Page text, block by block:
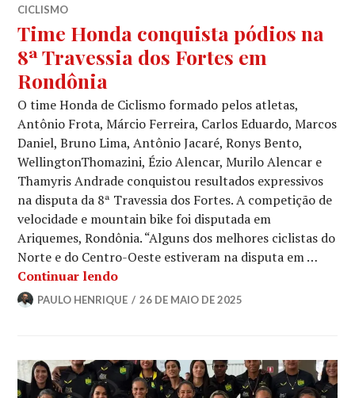
CICLISMO
Time Honda conquista pódios na
8ª Travessia dos Fortes em
Rondônia
O time Honda de Ciclismo formado pelos atletas,
Antônio Frota, Márcio Ferreira, Carlos Eduardo, Marcos
Daniel, Bruno Lima, Antônio Jacaré, Ronys Bento,
WellingtonThomazini, Ézio Alencar, Murilo Alencar e
Thamyris Andrade conquistou resultados expressivos
na disputa da 8ª Travessia dos Fortes. A competição de
velocidade e mountain bike foi disputada em
Ariquemes, Rondônia. “Alguns dos melhores ciclistas do
Norte e do Centro-Oeste estiveram na disputa em …
Continuar lendo
PAULO HENRIQUE 26 DE MAIO DE 2025